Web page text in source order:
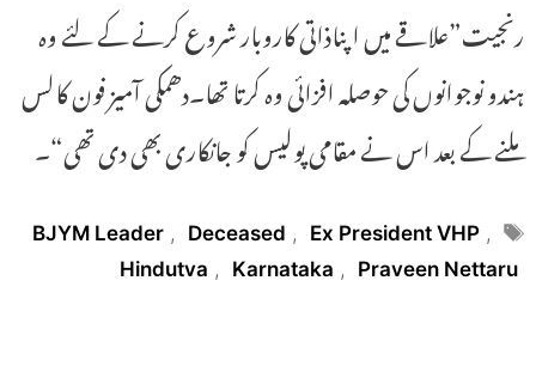
رنجیت”علاقے میں اپناذاتی کاروبار شروع کرنے کے لئے وہ
ہندو نوجوانوں کی حوصلہ افزائی وہ کرتا تھا۔دھمکی آمیز فون کالس
ملنے کے بعد اس نے مقامی پولیس کو جانکاری بھی دی تھی“۔
Tags
BJYM Leader , Deceased , Ex President VHP ,
Hindutva , Karnataka , Praveen Nettaru